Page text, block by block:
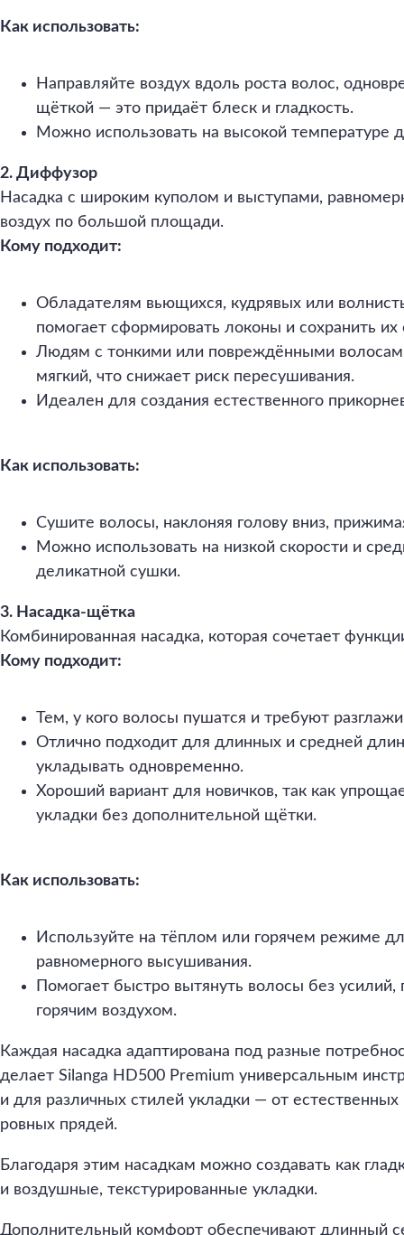
Как использовать:
Направляйте воздух вдоль роста волос,
щёткой — это придаёт блеск и гладкость.
Можно использовать на высокой температуре
2. Диффузор
Насадка с широким куполом и выступами,
воздух по большой площади.
Кому подходит:
Обладателям вьющихся, кудрявых или
помогает сформировать локоны и сохранить их
Людям с тонкими или повреждёнными
мягкий, что снижает риск пересушивания.
Идеален для создания естественного
Как использовать:
Сушите волосы, наклоняя голову вниз,
Можно использовать на низкой скорости и
деликатной сушки.
3. Насадка-щётка
Комбинированная насадка, которая сочетает
Кому подходит:
Тем, у кого волосы пушатся и требуют
Отлично подходит для длинных и средней
укладывать одновременно.
Хороший вариант для новичков, так как
укладки без дополнительной щётки.
Как использовать:
Используйте на тёплом или горячем режиме
равномерного высушивания.
Помогает быстро вытянуть волосы без усилий,
горячим воздухом.
Каждая насадка адаптирована под разные
делает Silanga HD500 Premium универсальным
и для различных стилей укладки — от
ровных прядей.
Благодаря этим насадкам можно создавать как
и воздушные, текстурированные укладки.
Дополнительный комфорт обеспечивают длинный